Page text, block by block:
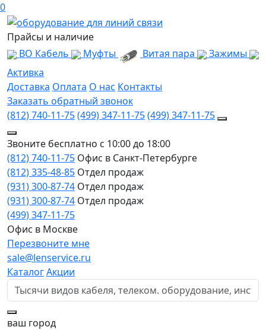
0
Прайсы и наличие
ВО Кабель
Муфты Витая пара
Зажимы
Активка
Доставка Оплата О нас Контакты
Заказать обратный звонок
(812) 740-11-75(499) 347-11-75(499) 347-11-75
Звоните бесплатно с 10:00 до 18:00
(812) 740-11-75 Офис в Санкт-Петербурге
(812) 335-48-85 Отдел продаж
(931) 300-87-74 Отдел продаж
(931) 300-87-74 Отдел продаж
(499) 347-11-75
Офис в Москве
Перезвоните мне
sale@lenservice.ru
КаталогАкции
ваш город